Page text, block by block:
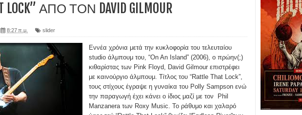
LOCK” ΑΠΟ ΤΟΝ DAVID GILMOUR
8:27 π.μ. slider
Εννέα χρόνια μετά την κυκλοφορία του τελευταίου
studio άλμπουμ του, “On An Island” (2006), ο πρώην(;)
κιθαρίστας των Pink Floyd, David Gilmour επιστρέφει
με καινούργιο άλμπουμ. Τίτλος του “Rattle That Lock”,
τους στίχους έγραψε η γυναίκα του Polly Sampson ενώ
την παραγωγή έχει κάνει ο ίδιος μαζί με τον Phil
Manzanera των Roxy Music. Το ράθυμο και χαλαρό